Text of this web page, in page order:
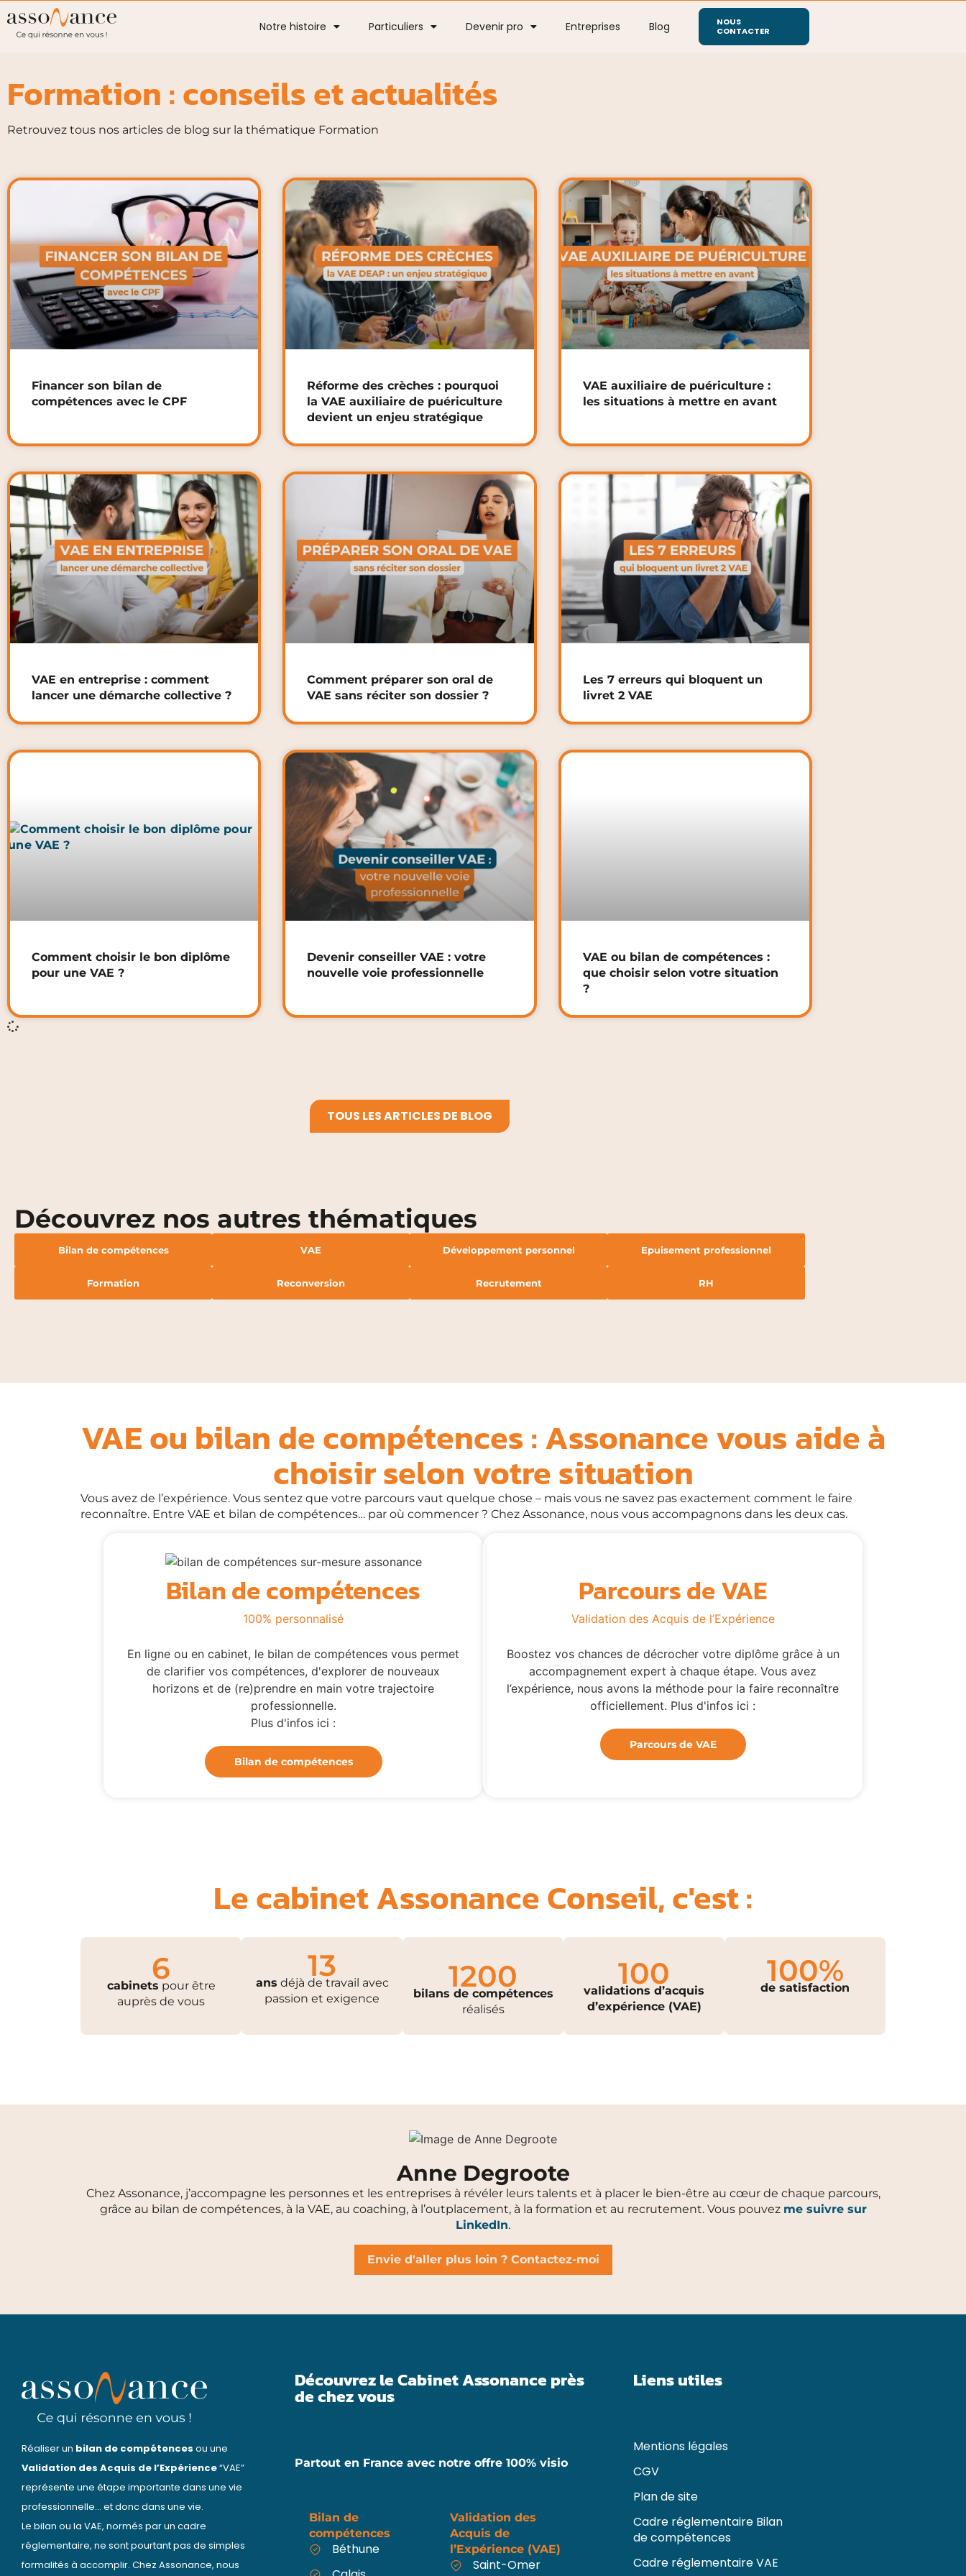
Notre histoire Particuliers Devenir pro Entreprises Blog
NOUS
CONTACTER
Formation : conseils et actualités
Retrouvez tous nos articles de blog sur la thématique Formation
Financer son bilan de
compétences avec le CPF
Réforme des crèches : pourquoi
la VAE auxiliaire de puériculture
devient un enjeu stratégique
VAE auxiliaire de puériculture :
les situations à mettre en avant
VAE en entreprise : comment
lancer une démarche collective ?
Comment préparer son oral de
VAE sans réciter son dossier ?
Les 7 erreurs qui bloquent un
livret 2 VAE
Comment choisir le bon diplôme
pour une VAE ?
Devenir conseiller VAE : votre
nouvelle voie professionnelle
VAE ou bilan de compétences :
que choisir selon votre situation
?
TOUS LES ARTICLES DE BLOG
Découvrez nos autres thématiques
Bilan de compétences VAE Développement personnel Epuisement professionnel
Formation Reconversion Recrutement RH
VAE ou bilan de compétences : Assonance vous aide à
choisir selon votre situation
Vous avez de l’expérience. Vous sentez que votre parcours vaut quelque chose – mais vous ne savez pas exactement comment le faire
reconnaître. Entre VAE et bilan de compétences… par où commencer ? Chez Assonance, nous vous accompagnons dans les deux cas.
Bilan de compétences
100% personnalisé
En ligne ou en cabinet, le bilan de compétences vous permet
de clarifier vos compétences, d'explorer de nouveaux
horizons et de (re)prendre en main votre trajectoire
professionnelle.
Plus d'infos ici :
Bilan de compétences
Parcours de VAE
Validation des Acquis de l’Expérience
Boostez vos chances de décrocher votre diplôme grâce à un
accompagnement expert à chaque étape. Vous avez
l’expérience, nous avons la méthode pour la faire reconnaître
officiellement. Plus d'infos ici :
Parcours de VAE
Le cabinet Assonance Conseil, c'est :
6
cabinets pour être
auprès de vous
13
ans déjà de travail avec
passion et exigence
1200
bilans de compétences
réalisés
100
validations d’acquis
d’expérience (VAE)
100%
de satisfaction
Anne Degroote
Chez Assonance, j’accompagne les personnes et les entreprises à révéler leurs talents et à placer le bien-être au cœur de chaque parcours,
grâce au bilan de compétences, à la VAE, au coaching, à l’outplacement, à la formation et au recrutement. Vous pouvez me suivre sur
LinkedIn.
Envie d'aller plus loin ? Contactez-moi
Réaliser un bilan de compétences ou une
Validation des Acquis de l’Expérience“VAE”
représente une étape importante dans une vie
professionnelle… et donc dans une vie.
Le bilan ou la VAE, normés par un cadre
réglementaire, ne sont pourtant pas de simples
formalités à accomplir. Chez Assonance, nous
Découvrez le Cabinet Assonance près
de chez vous
Partout en France avec notre offre 100% visio
Bilan de
compétences
Béthune
Validation des
Acquis de
l’Expérience (VAE)
Saint-Omer
Liens utiles
Mentions légales
CGV
Plan de site
Cadre réglementaire Bilan
de compétences
Cadre réglementaire VAE